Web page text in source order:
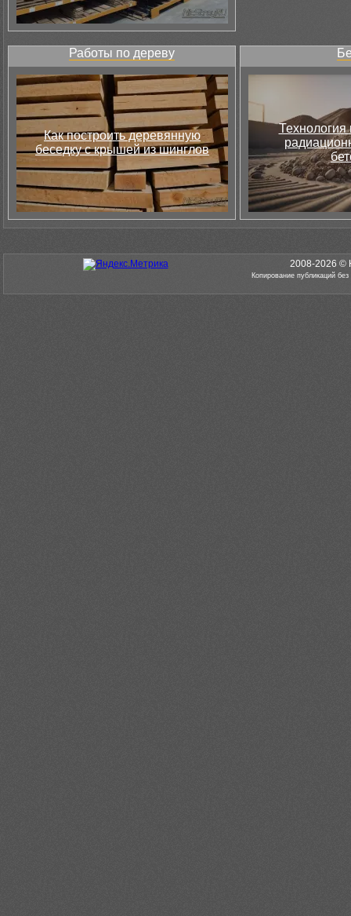
Работы по дереву
Как построить деревянную
беседку с крышей из шинглов
Технология
2008-2026 ©
Копирование публикаций